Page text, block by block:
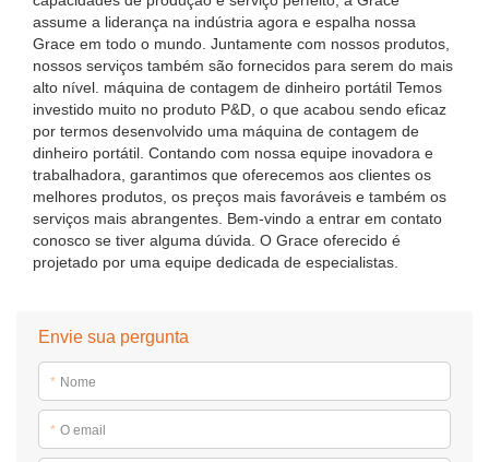
assume a liderança na indústria agora e espalha nossa
Grace em todo o mundo. Juntamente com nossos produtos,
nossos serviços também são fornecidos para serem do mais
alto nível. máquina de contagem de dinheiro portátil Temos
investido muito no produto P&D, o que acabou sendo eficaz
por termos desenvolvido uma máquina de contagem de
dinheiro portátil. Contando com nossa equipe inovadora e
trabalhadora, garantimos que oferecemos aos clientes os
melhores produtos, os preços mais favoráveis ​​e também os
serviços mais abrangentes. Bem-vindo a entrar em contato
conosco se tiver alguma dúvida. O Grace oferecido é
projetado por uma equipe dedicada de especialistas.
Envie sua pergunta
* Nome
* O email